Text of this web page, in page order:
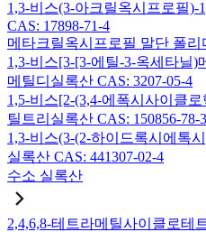
1,3-비스(3-아크릴옥시프로필)-
CAS: 17898-71-4
메타크릴옥시프로필 말단 폴리
1,3-비스[3-[3-에틸-3-옥세타닐)
메틸디실록산 CAS: 3207-05-4
1,5-비스[2-(3,4-에폭시사이클
틸트리실록산 CAS: 150856-78-3
1,3-비스(3-(2-하이드록시에톡
실록산 CAS: 441307-02-4
수소 실록산
2,4,6,8-테트라메틸사이클로테